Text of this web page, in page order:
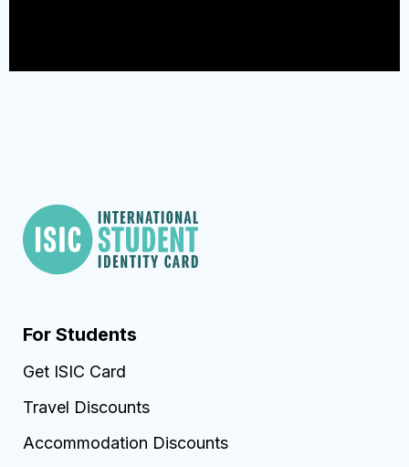
For Students
Get ISIC Card
Travel Discounts
Accommodation Discounts